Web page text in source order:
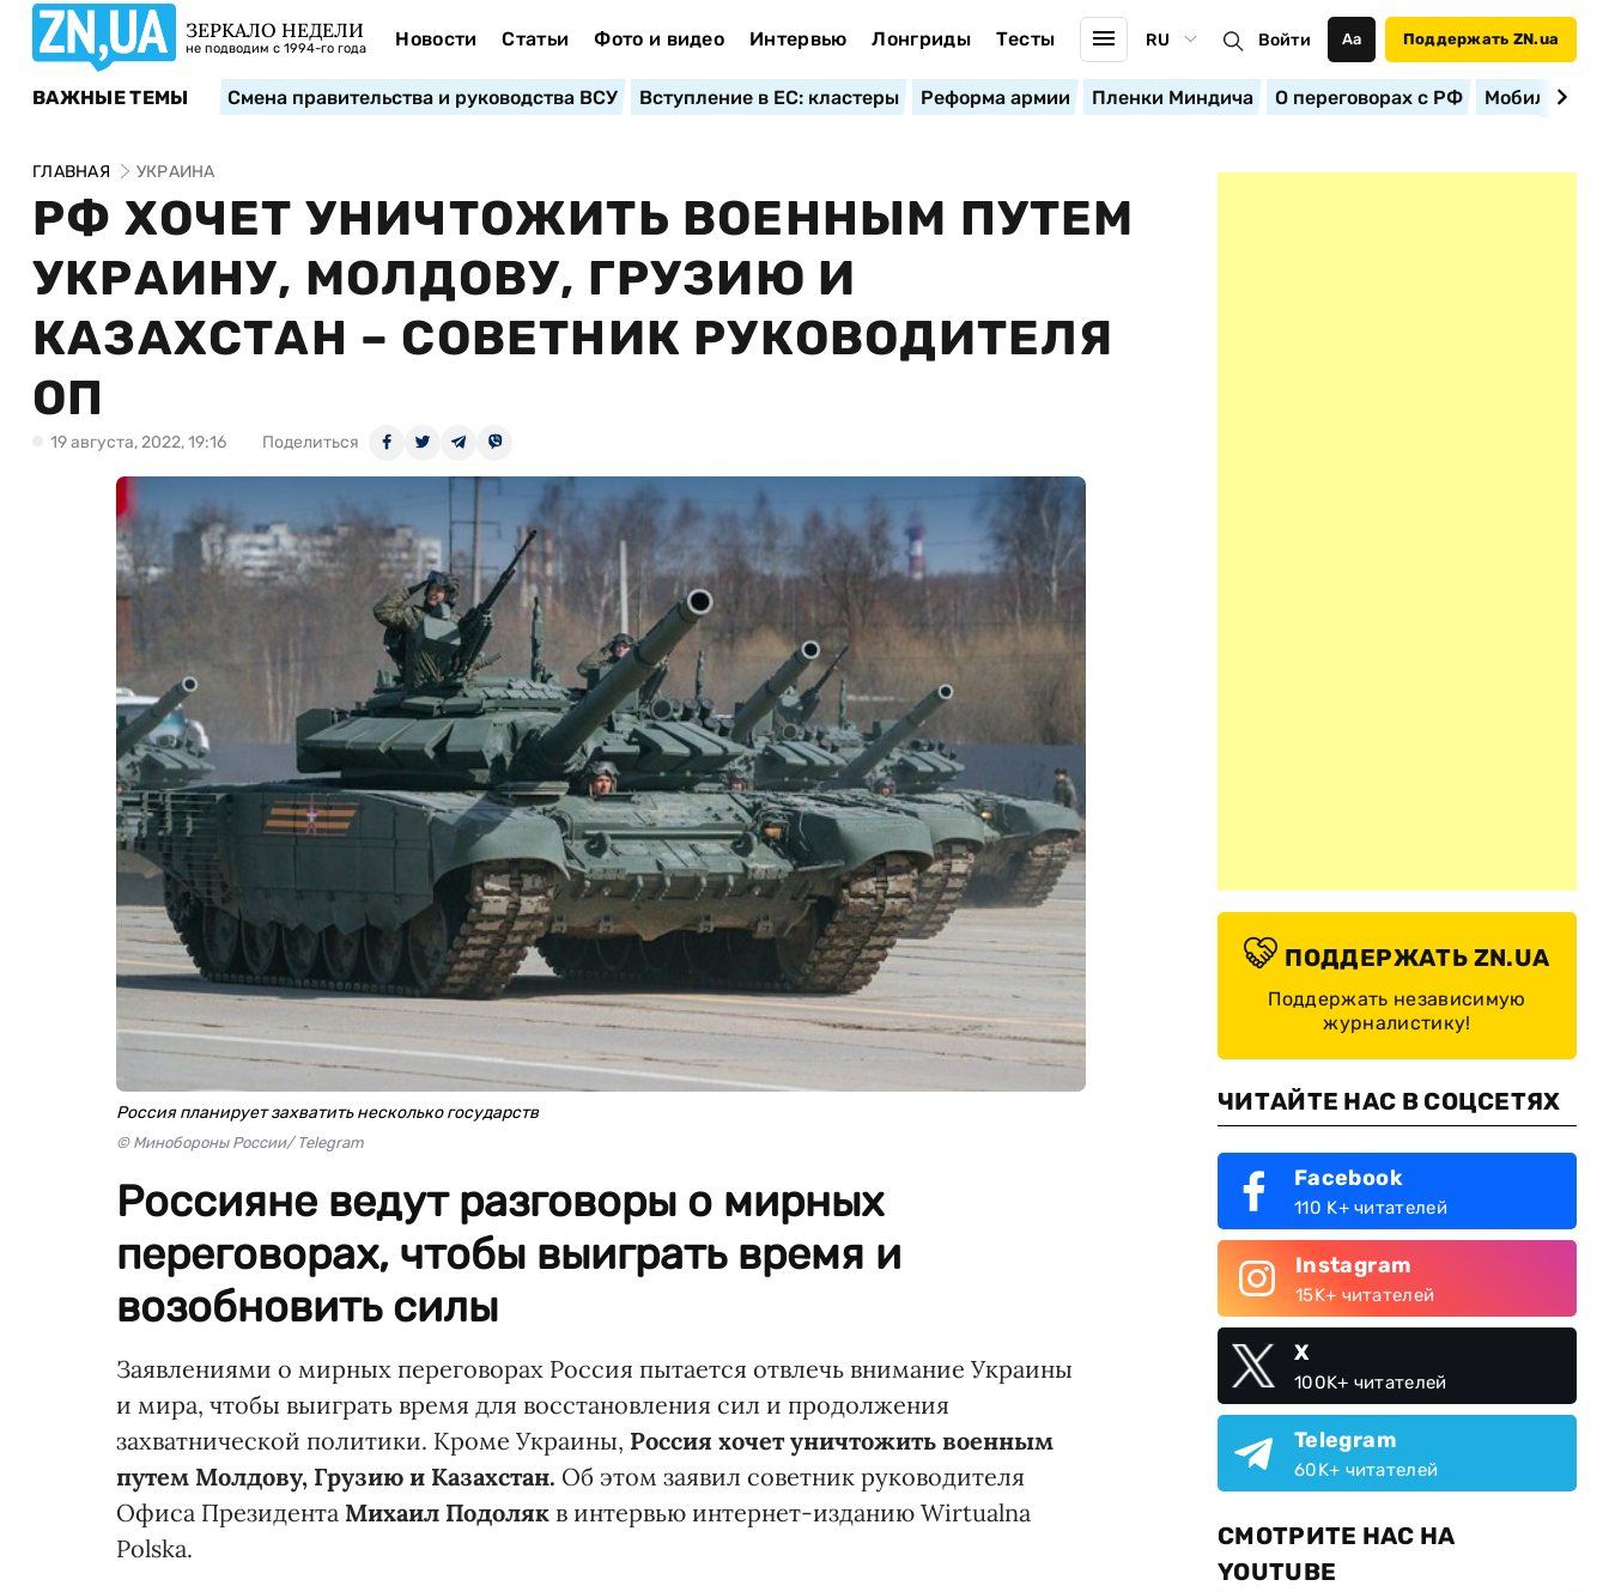
ЗЕРКАЛО НЕДЕЛИ
не подводим с 1994-го года Новости Статьи Фото и видео Интервью Лонгриды Тесты RU Войти Аа Поддержать ZN.ua
ВАЖНЫЕ ТЕМЫ Смена правительства и руководства ВСУ Вступление в ЕС: кластеры Реформа армии Пленки Миндича О переговорах с РФ
ГЛАВНАЯ УКРАИНА
РФ ХОЧЕТ УНИЧТОЖИТЬ ВОЕННЫМ ПУТЕМ
УКРАИНУ, МОЛДОВУ, ГРУЗИЮ И
КАЗАХСТАН – СОВЕТНИК РУКОВОДИТЕЛЯ
ОП
19 августа, 2022, 19:16 Поделиться
Россия планирует захватить несколько государств
© Минобороны России/ Telegram
Россияне ведут разговоры о мирных
переговорах, чтобы выиграть время и
возобновить силы
Заявлениями о мирных переговорах Россия пытается отвлечь внимание Украины
и мира, чтобы выиграть время для восстановления сил и продолжения
захватнической политики. Кроме Украины, Россия хочет уничтожить военным
путем Молдову, Грузию и Казахстан. Об этом заявил советник руководителя
Офиса Президента Михаил Подоляк в интервью интернет-изданию Wirtualna
Polska.
ПОДДЕРЖАТЬ ZN.UA
Поддержать независимую
журналистику!
ЧИТАЙТЕ НАС В СОЦСЕТЯХ
Facebook
110 K+ читателей
Instagram
15K+ читателей
X
100K+ читателей
Telegram
60K+ читателей
СМОТРИТЕ НАС НА
YOUTUBE